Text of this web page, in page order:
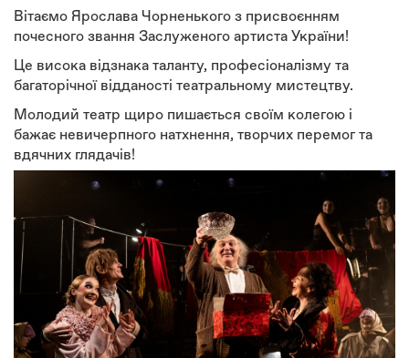
Вітаємо Ярослава Чорненького з присвоєнням
почесного звання Заслуженого артиста України!
Це висока відзнака таланту, професіоналізму та
багаторічної відданості театральному мистецтву.
Молодий театр щиро пишається своїм колегою і
бажає невичерпного натхнення, творчих перемог та
вдячних глядачів!